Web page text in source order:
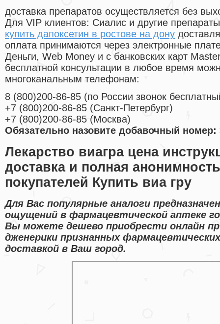
доставка препаратов осуществляется без
Для VIP клиентов: Сиалис и другие
купить дапоксетин в ростове на дону
оплата принимаются через электронные
Деньги, Web Money и с банковских карт
бесплатной консультации в любое время
многоканальным телефонам:
8 (800)200-86-85 (по России звонок
+7 (800)200-86-85 (Санкт-Петербург)
+7 (800)200-86-85 (Москва)
Обязательно назовите добавочный номер:
Лекарство виагра цена
доставка и полная
покупателей Купить виа гру
Для Вас популярные аналоги
ощущений в фармацевтической аптеке
Вы можете дешево приобрести онлайн
дженерики признанных
доставкой в Ваш город.